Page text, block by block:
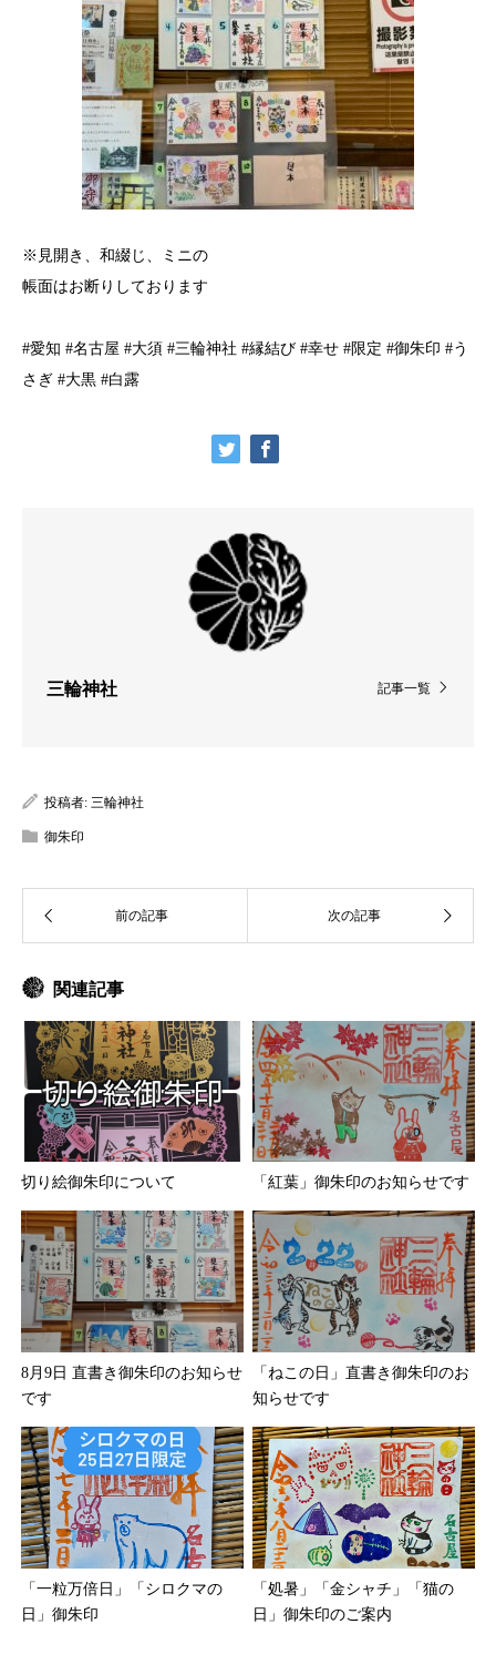
※見開き、和綴じ、ミニの
帳面はお断りしております
#愛知 #名古屋 #大須 #三輪神社 #縁結び #幸せ #限定 #御朱印 #う
さぎ #大黒 #白露
記事一覧
三輪神社
投稿者: 三輪神社
御朱印
関連記事
切り絵御朱印について 「紅葉」御朱印のお知らせです
8月9日 直書き御朱印のお知らせ
です
「ねこの日」直書き御朱印のお
知らせです
「一粒万倍日」「シロクマの
日」御朱印
「処暑」「金シャチ」「猫の
日」御朱印のご案内